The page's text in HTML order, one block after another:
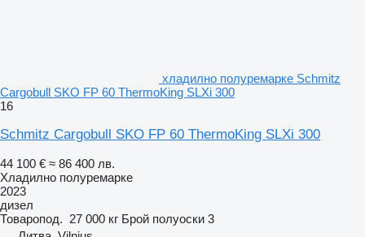
хладилно полуремарке Schmitz
Cargobull SKO FP 60 ThermoKing SLXi 300
16
Schmitz Cargobull SKO FP 60 ThermoKing SLXi 300
44 100 € ≈ 86 400 лв.
Хладилно полуремарке
2023
дизел
Товаропод. 27 000 кг Брой полуоски 3